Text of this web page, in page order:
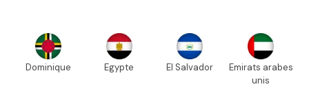
Dominique Egypte El Salvador
Emirats arabes
unis